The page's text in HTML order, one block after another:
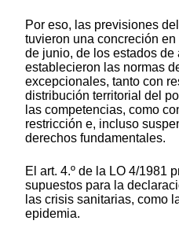
Por eso, las previsiones
tuvieron una concreción
de junio, de los estados
establecieron las normas
excepcionales, tanto con
distribución territorial del
las competencias, como
restricción e, incluso
derechos fundamentales.
El art. 4.º de la LO 4/1981
supuestos para la
las crisis sanitarias, como
epidemia.